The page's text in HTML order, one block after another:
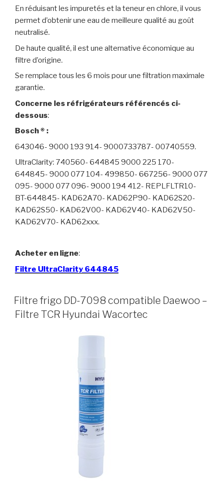
En réduisant les impuretés et la teneur en chlore, il vous
permet d’obtenir une eau de meilleure qualité au goût
neutralisé.
De haute qualité, il est une alternative économique au
filtre d’origine.
Se remplace tous les 6 mois pour une filtration maximale
garantie.
Concerne les réfrigérateurs référencés ci-
dessous:
Bosch ® :
643046- 9000 193 914- 9000733787- 00740559.
UltraClarity: 740560- 644845 9000 225 170-
644845- 9000 077 104- 499850- 667256- 9000 077
095- 9000 077 096- 9000 194 412- REPLFLTR10-
BT-644845- KAD62A70- KAD62P90- KAD62S20-
KAD62S50- KAD62V00- KAD62V40- KAD62V50-
KAD62V70- KAD62xxx.
Acheter en ligne:
Filtre UltraClarity 644845
Filtre frigo DD-7098 compatible Daewoo –
Filtre TCR Hyundai Wacortec